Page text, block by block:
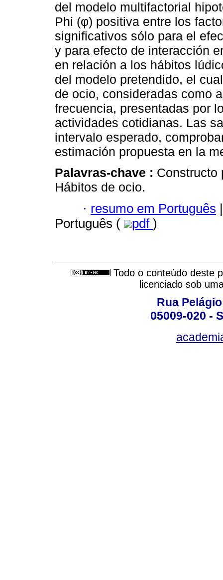
del modelo multifactorial
Phi (φ) positiva entre los
significativos sólo para el
y para efecto de interacción
en relación a los hábitos
del modelo pretendido, el
de ocio, consideradas como
frecuencia, presentadas por
actividades cotidianas. Las
intervalo esperado,
estimación propuesta en la
Palavras-chave : Constructo
Hábitos de ocio.
· resumo em Português |
Português (
pdf )
Todo o conteúdo deste
licenciado sob
Rua
05009-020 -